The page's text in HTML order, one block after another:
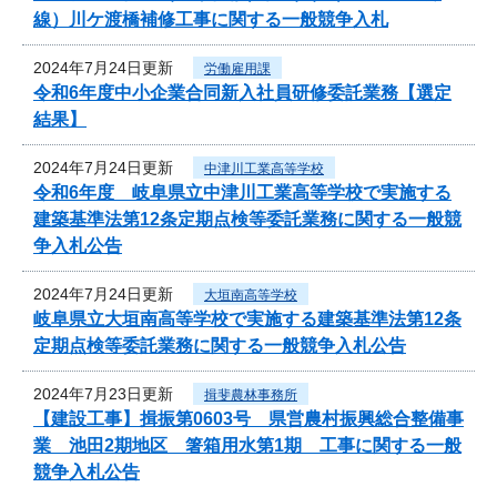
線）川ケ渡橋補修工事に関する一般競争入札
2024年7月24日更新 労働雇用課
令和6年度中小企業合同新入社員研修委託業務【選定
結果】
2024年7月24日更新 中津川工業高等学校
令和6年度 岐阜県立中津川工業高等学校で実施する
建築基準法第12条定期点検等委託業務に関する一般競
争入札公告
2024年7月24日更新 大垣南高等学校
岐阜県立大垣南高等学校で実施する建築基準法第12条
定期点検等委託業務に関する一般競争入札公告
2024年7月23日更新 揖斐農林事務所
【建設工事】揖振第0603号 県営農村振興総合整備事
業 池田2期地区 箸箱用水第1期 工事に関する一般
競争入札公告